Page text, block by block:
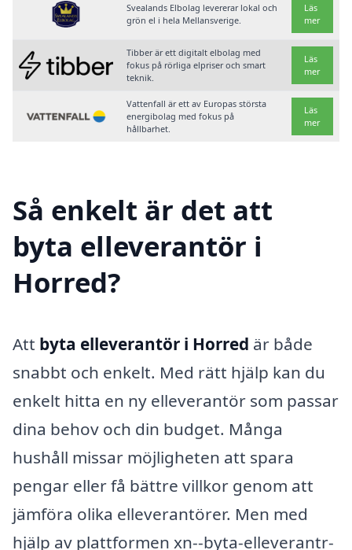
Svealands Elbolag levererar lokal och
grön el i hela Mellansverige.
Läs
mer
Tibber är ett digitalt elbolag med
fokus på rörliga elpriser och smart
teknik.
Läs
mer
Vattenfall är ett av Europas största
energibolag med fokus på
hållbarhet.
Läs
mer
Så enkelt är det att
byta elleverantör i
Horred?
Att byta elleverantör i Horred är både
snabbt och enkelt. Med rätt hjälp kan du
enkelt hitta en ny elleverantör som passar
dina behov och din budget. Många
hushåll missar möjligheten att spara
pengar eller få bättre villkor genom att
jämföra olika elleverantörer. Men med
hjälp av plattformen xn--byta-elleverantr-